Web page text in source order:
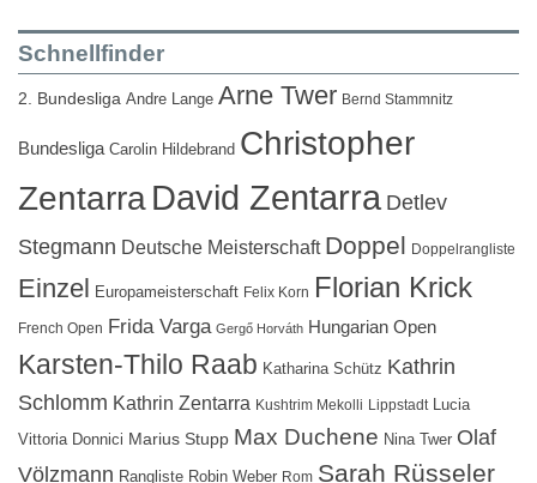
Schnellfinder
2. Bundesliga Andre Lange Arne Twer Bernd Stammnitz
Bundesliga Carolin Hildebrand Christopher
ZentarraDavid Zentarra Detlev
Stegmann Deutsche Meisterschaft Doppel Doppelrangliste
Einzel Europameisterschaft Felix Korn Florian Krick
French Open Frida Varga Gergő Horváth Hungarian Open
Karsten-Thilo Raab Katharina Schütz Kathrin
Schlomm Kathrin Zentarra Kushtrim Mekolli Lippstadt Lucia
Vittoria Donnici Marius Stupp Max Duchene Nina Twer Olaf
Völzmann Rangliste Robin Weber Rom Sarah Rüsseler